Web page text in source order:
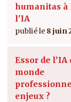
humanitas à
l'IA
8 juin
Essor de l’IA
monde
enjeux ?